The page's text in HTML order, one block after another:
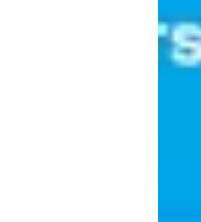
Der neue Klar.Text
Jahre ASM – Ein
Blasmusik und das
Marsch-Tattoo am